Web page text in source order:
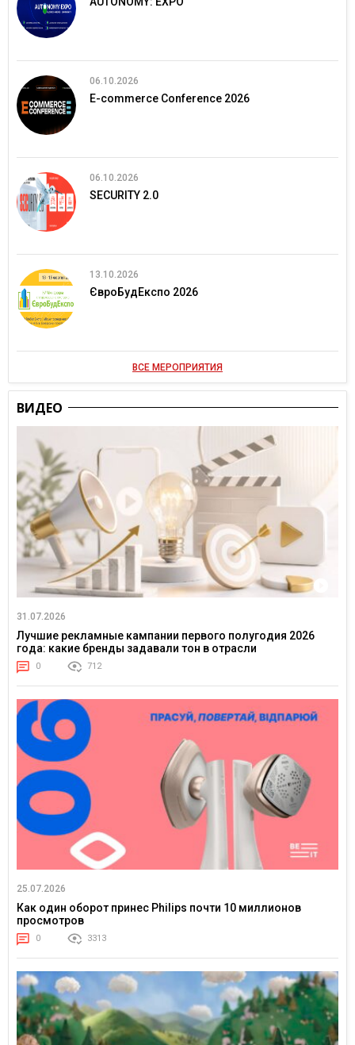
06.10.2026
E-commerce Conference 2026
06.10.2026
SECURITY 2.0
13.10.2026
ЄвроБудЕкспо 2026
ВСЕ МЕРОПРИЯТИЯ
ВИДЕО
31.07.2026
Лучшие рекламные кампании первого полугодия 2026
года: какие бренды задавали тон в отрасли
0 712
25.07.2026
Как один оборот принес Philips почти 10 миллионов
просмотров
0 3313